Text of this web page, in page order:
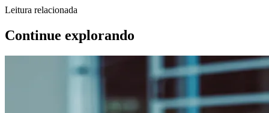
Leitura relacionada
Continue explorando